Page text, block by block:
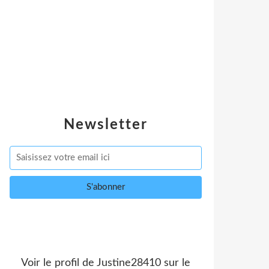
Newsletter
Voir le profil de Justine28410 sur le